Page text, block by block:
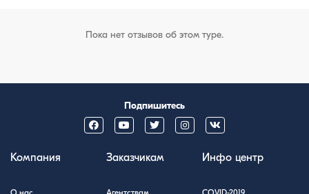
Пока нет отзывов об этом туре.
Подпишитесь
Компания Заказчикам Инфо центр